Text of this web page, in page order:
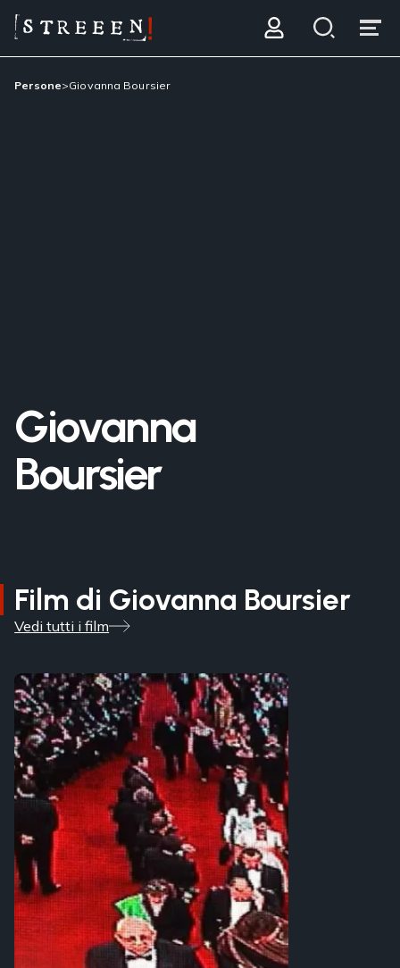
Persone>Giovanna Boursier
Giovanna
Boursier
Film di Giovanna Boursier
Vedi tutti i film